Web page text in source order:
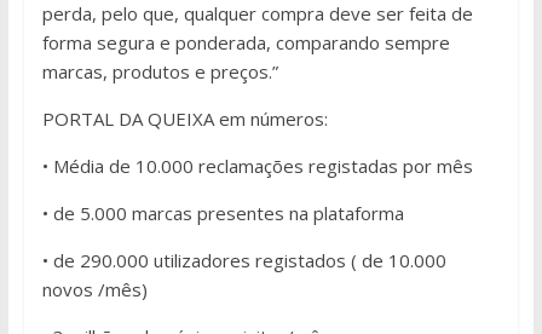
perda, pelo que, qualquer compra deve ser feita de
forma segura e ponderada, comparando sempre
marcas, produtos e preços.”
PORTAL DA QUEIXA em números:
• Média de 10.000 reclamações registadas por mês
• de 5.000 marcas presentes na plataforma
• de 290.000 utilizadores registados ( de 10.000
novos /mês)